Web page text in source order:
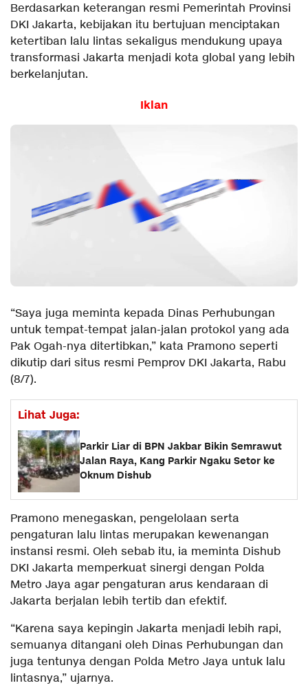
Berdasarkan keterangan resmi Pemerintah Provinsi
DKI Jakarta, kebijakan itu bertujuan menciptakan
ketertiban lalu lintas sekaligus mendukung upaya
transformasi Jakarta menjadi kota global yang lebih
berkelanjutan.
Iklan
“Saya juga meminta kepada Dinas Perhubungan
untuk tempat-tempat jalan-jalan protokol yang ada
Pak Ogah-nya ditertibkan,” kata Pramono seperti
dikutip dari situs resmi Pemprov DKI Jakarta, Rabu
(8/7).
Lihat Juga:
Parkir Liar di BPN Jakbar Bikin Semrawut
Jalan Raya, Kang Parkir Ngaku Setor ke
Oknum Dishub
Pramono menegaskan, pengelolaan serta
pengaturan lalu lintas merupakan kewenangan
instansi resmi. Oleh sebab itu, ia meminta Dishub
DKI Jakarta memperkuat sinergi dengan Polda
Metro Jaya agar pengaturan arus kendaraan di
Jakarta berjalan lebih tertib dan efektif.
“Karena saya kepingin Jakarta menjadi lebih rapi,
semuanya ditangani oleh Dinas Perhubungan dan
juga tentunya dengan Polda Metro Jaya untuk lalu
lintasnya,” ujarnya.